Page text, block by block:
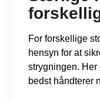
For forskellige
hensyn for at
strygningen. Her
bedst håndterer